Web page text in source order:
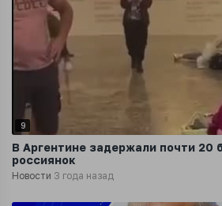
9
В Аргентине задержали почти 20
россиянок
Новости 3 года назад